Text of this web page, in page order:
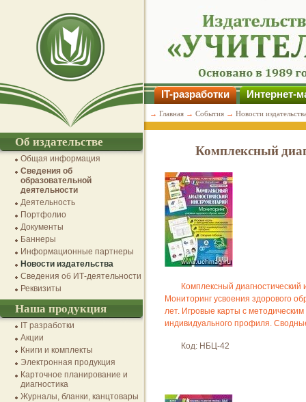
Комплексный
Комплексный диагностический
Мониторинг усвоения здорового
лет. Игровые карты с
индивидуального профиля.
Код: НБЦ-42
IT-разработки Интернет-
→ Главная → События → Новости
Об издательстве
Общая информация
Сведения об
образовательной
деятельности
Деятельность
Портфолио
Документы
Баннеры
Информационные партнеры
Новости издательства
Сведения об ИТ-деятельности
Реквизиты
Наша продукция
IT разработки
Акции
Книги и комплекты
Электронная продукция
Карточное планирование и
диагностика
Журналы, бланки, канцтовары